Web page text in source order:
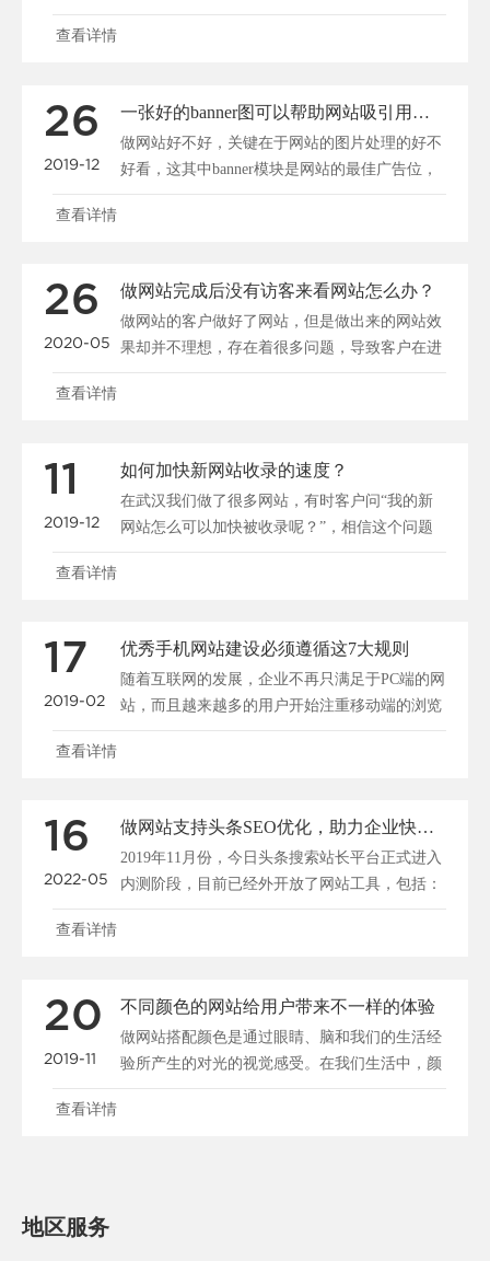
很多资料，我们怎......
查看详情
26
2019-12
一张好的banner图可以帮助网站吸引用户、促进转化
做网站好不好，关键在于网站的图片处理的好不
好看，这其中banner模块是网站的最佳广告位，
一张好的b......
查看详情
26
2020-05
做网站完成后没有访客来看网站怎么办？
做网站的客户做好了网站，但是做出来的网站效
果却并不理想，存在着很多问题，导致客户在进
入网站后停留很短......
查看详情
11
2019-12
如何加快新网站收录的速度？
在武汉我们做了很多网站，有时客户问“我的新
网站怎么可以加快被收录呢？”，相信这个问题
大家都很关心，所......
查看详情
17
2019-02
优秀手机网站建设必须遵循这7大规则
随着互联网的发展，企业不再只满足于PC端的网
站，而且越来越多的用户开始注重移动端的浏览
和搜索，所以说......
查看详情
16
2022-05
做网站支持头条SEO优化，助力企业快速布局移动端全网搜索
2019年11月份，今日头条搜索站长平台正式进入
内测阶段，目前已经外开放了网站工具，包括：
站点管理、......
查看详情
20
2019-11
不同颜色的网站给用户带来不一样的体验
做网站搭配颜色是通过眼睛、脑和我们的生活经
验所产生的对光的视觉感受。在我们生活中，颜
色和人的情绪是密......
查看详情
地区服务